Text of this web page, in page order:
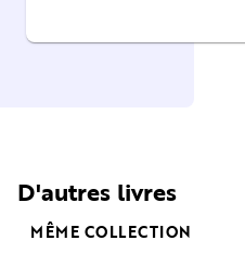
D'autres livres
MÊME COLLECTION